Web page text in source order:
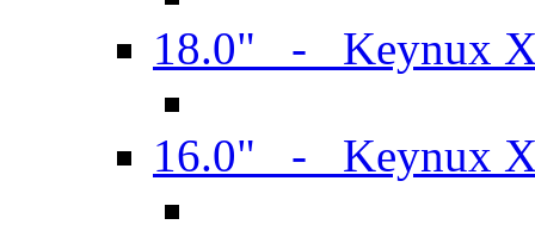
18.0" - Keynux
16.0" - Keynux